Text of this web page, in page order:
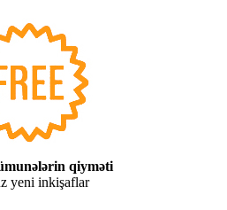
qiyməti
yeni inkişaflar